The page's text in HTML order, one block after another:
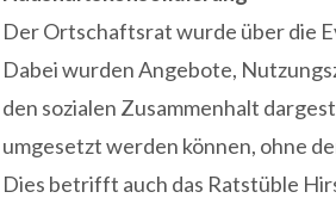
Der Ortschaftsrat wurde über die
Dabei wurden Angebote,
den sozialen Zusammenhalt
umgesetzt werden können, ohne
Dies betrifft auch das Ratstüble